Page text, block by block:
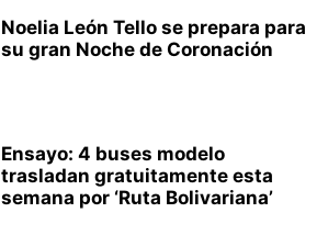
Noelia León Tello se prepara para
su gran Noche de Coronación
Ensayo: 4 buses modelo
trasladan gratuitamente esta
semana por ‘Ruta Bolivariana’